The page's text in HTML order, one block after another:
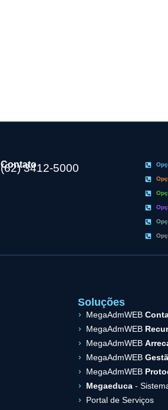
Contato
(62) 3412-5000
Soluções
MegaAdmWEB
MegaAdmWEB
MegaAdmWEB
MegaAdmWEB
MegaAdmWEB
Megaeduca-
Portal de Serviços